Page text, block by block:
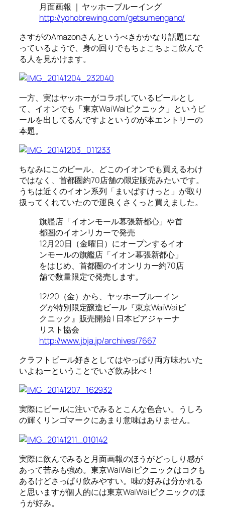
月面画報 ｜ ヤッホーブルーイング
http://yohobrewing.com/getsumengaho/
さすがのAmazonさんというべきかかなり話題にな
っているようで、身の回りでもちょこちょこ飲んで
る人を見かけます。
一方、実はヤッホーがコラボしているビールとし
て、イオンでも「東京WaiWaiピクニック」というビ
ールを出してるんですよというのが本エントリーの
本題。
ちなみにこのビール、どこのイオンでも買えるわけ
ではなく、首都圏約70店舗の限定販売みたいです。
うちは近くのイオン系列「まいばすけっと」が取り
扱ってくれていたので運良くさくっと買えました。
旗艦店「イオンモール幕張新都心」や首
都圏のイオンリカーで発売
12月20日（金曜日）にオープンするイオ
ンモールの旗艦店「イオン幕張新都心」
をはじめ、首都圏のイオンリカー約70店
舗で数量限定で発売します。
12/20（金）から、ヤッホーブルーイン
グが特別限定醸造ビール『東京WaiWaiピ
クニック』販売開始 | 日本ビアジャーナ
リスト協会
http://www.jbja.jp/archives/7667
クラフトビール好きとしてはやっぱり両方味わいた
いよねーということでいざ飲み比べ！
実際にビールに注いでみるとこんな色合い。うしろ
の輝くリンゴマークにあまり意味はありません。
実際に飲んでみると月面画報のほうがどっしり感が
あって苦みも強め。東京WaiWaiピクニックはコクも
あるけどさっぱり飲みやすい。味の好みは分かれる
と思いますが個人的には東京WaiWaiピクニックのほ
うが好み。